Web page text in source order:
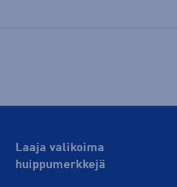
Laaja valikoima
huippu­merkkejä